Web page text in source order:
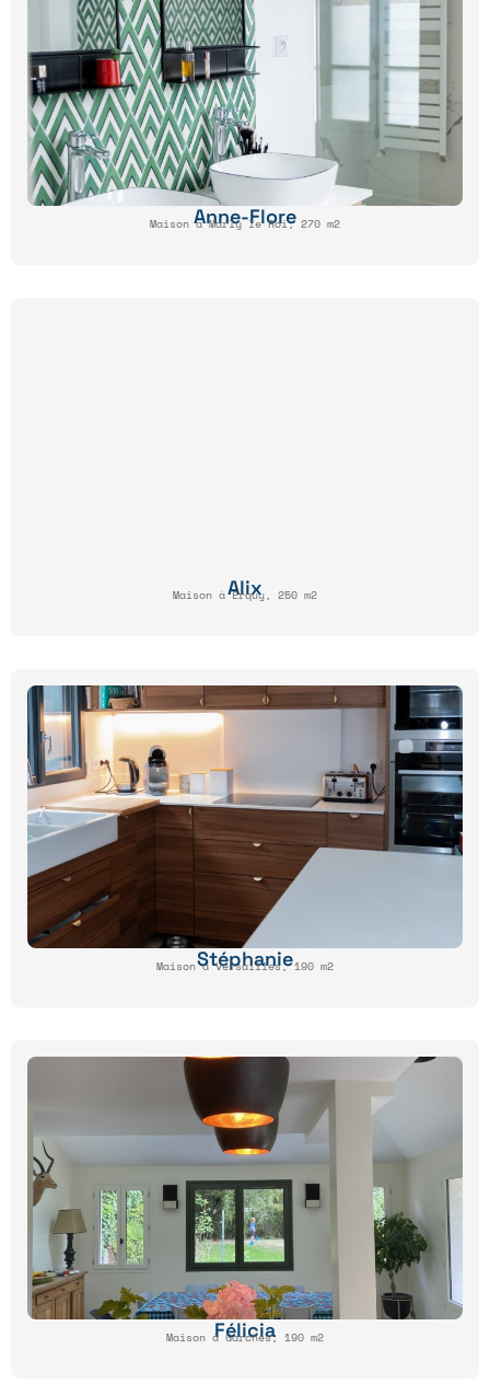
Anne-Flore
Maison à Marly le Roi, 270 m2
Alix
Maison à Erquy, 250 m2
Stéphanie
Maison à Versailles, 190 m2
Félicia
Maison à Garches, 190 m2